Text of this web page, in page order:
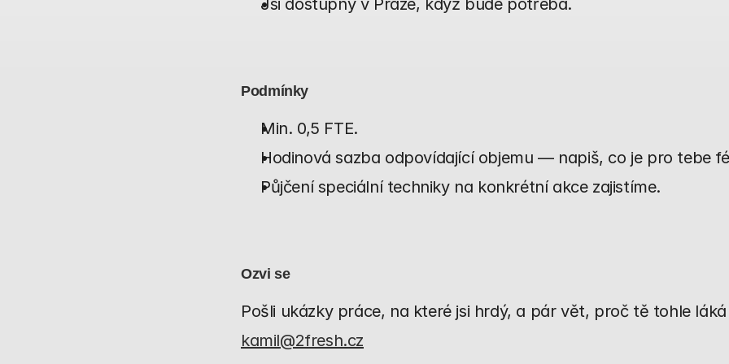
Jsi dostupný v Praze, když bude potřeba.
Podmínky
Min. 0,5 FTE.
Hodinová sazba odpovídající objemu — napiš, co je pro tebe
Půjčení speciální techniky na konkrétní akce zajistíme.
Ozvi se
kamil@2fresh.cz